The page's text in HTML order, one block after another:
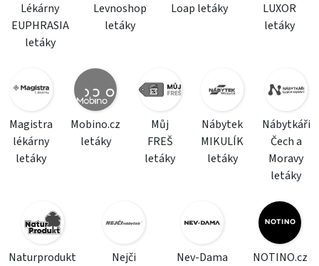
Lékárny
EUPHRASIA
letáky
Levnoshop
letáky
Loap letáky
LUXOR
letáky
Magistra
lékárny
letáky
Mobino.cz
letáky
Můj
FREŠ
letáky
Nábytek
MIKULÍK
letáky
Nábytkáři
Čech a
Moravy
letáky
Naturprodukt
Nejči
Nev-Dama
NOTINO.cz